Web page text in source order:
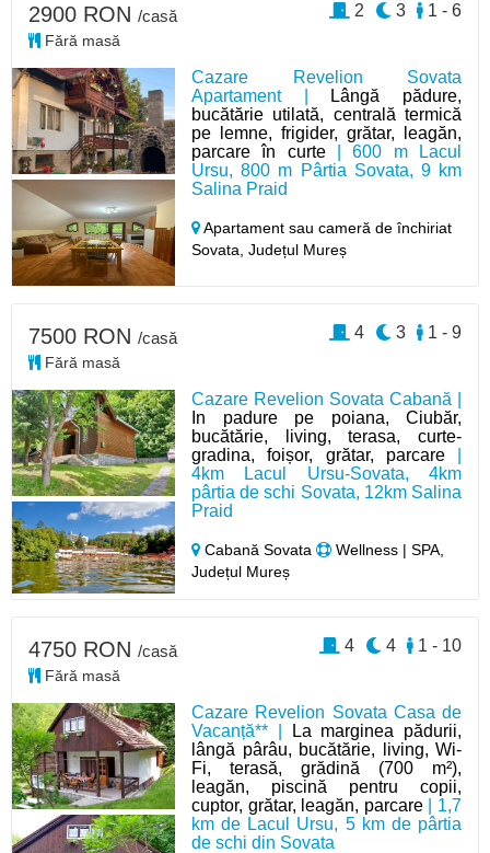
Cazare Revelion Sovata
Apartament |
Lângă pădure,
bucătărie utilată, centrală termică
pe lemne, frigider, grătar, leagăn,
parcare în curte| 600 m Lacul
Ursu, 800 m Pârtia Sovata, 9 km
Salina Praid
Apartament sau cameră de închiriat
Sovata,Județul Mureș
2900 RON /casă
Fără masă
1 - 6
3
2
Cazare Revelion Sovata Cabană |
In padure pe poiana, Ciubăr,
bucătărie, living, terasa, curte-
gradina, foișor, grătar, parcare|
4km Lacul Ursu-Sovata, 4km
pârtia de schi Sovata, 12km Salina
Praid
Cabană Sovata
Wellness | SPA,
Județul Mureș
7500 RON /casă
Fără masă
1 - 9
3
4
Cazare Revelion Sovata Casa de
Vacanță** |
La marginea pădurii,
lângă pârâu, bucătărie, living, Wi-
Fi, terasă, grădină (700 m²),
leagăn, piscină pentru copii,
cuptor, grătar, leagăn, parcare| 1,7
km de Lacul Ursu, 5 km de pârtia
de schi din Sovata
4750 RON /casă
Fără masă
1 - 10
4
4